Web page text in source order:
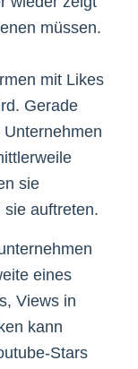
müssen.
mit Likes
Gerade
sie
auftreten.
eines
Views in
kann
Stars